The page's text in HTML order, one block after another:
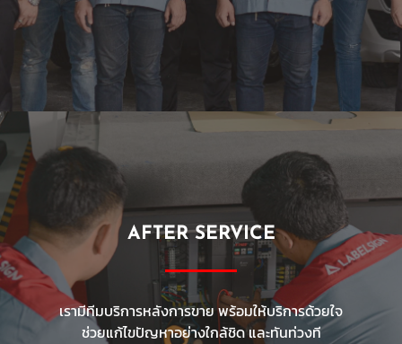
AFTER SERVICE
เรามีทีมบริการหลังการขาย พร้อมให้บริการด้วยใจ
ช่วยแก้ไขปัญหาอย่างใกล้ชิด และทันท่วงที